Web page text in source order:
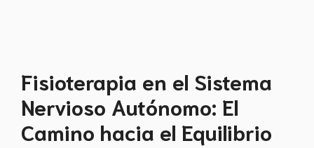
Fisioterapia en el Sistema
Nervioso Autónomo: El
Camino hacia el Equilibrio